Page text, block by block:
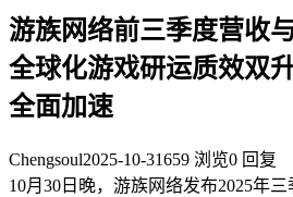
游族网络前三季度营收
全球化游戏研运质效双
全面加速
Chengsoul2025-10-31659 浏览0 回复
10月30日晚，游族网络发布2025年